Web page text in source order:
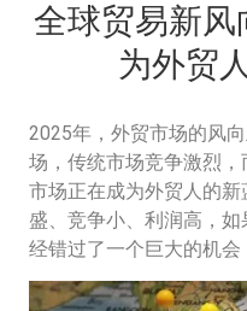
全球贸易新
为外贸
2025年，外贸市场的风
场，传统市场竞争激烈
市场正在成为外贸人的
盛、竞争小、利润高，
经错过了一个巨大的机会